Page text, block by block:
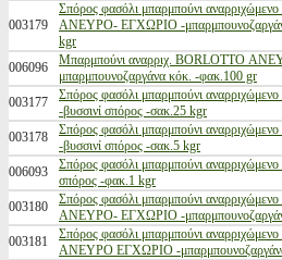
003179
Σπόρος φασόλι μπαρμπούνι
ΑΝΕΥΡΟ- ΕΓΧΩΡΙΟ -
kgr
006096
Μπαρμπούνι αναρριχ. BORLOTTO
μπαρμπουνοζαργάνα κόκ. -φακ.100 gr
003177
Σπόρος φασόλι μπαρμπούνι
-βυσσινί σπόρος -σακ.25 kgr
003178
Σπόρος φασόλι μπαρμπούνι
-βυσσινί σπόρος -σακ.5 kgr
006093
Σπόρος φασόλι μπαρμπούνι
σπόρος -φακ.1 kgr
003180
Σπόρος φασόλι μπαρμπούνι
ΑΝΕΥΡΟ- ΕΓΧΩΡΙΟ -
003181
Σπόρος φασόλι μπαρμπούνι
ΑΝΕΥΡΟ ΕΓΧΩΡΙΟ -